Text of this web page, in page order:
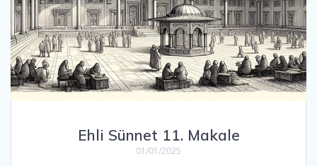
Ehli Sünnet 11. Makale
01/01/2025